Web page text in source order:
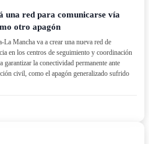
una red para comunicarse vía
otro apagón
Mancha va a crear una nueva red de
en los centros de seguimiento y coordinación
la conectividad permanente ante
civil, como el apagón generalizado sufrido